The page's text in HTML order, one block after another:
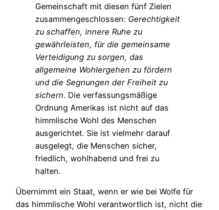
Gemeinschaft mit diesen fünf Zielen
zusammengeschlossen: Gerechtigkeit
zu schaffen, innere Ruhe zu
gewährleisten, für die gemeinsame
Verteidigung zu sorgen, das
allgemeine Wohlergehen zu fördern
und die Segnungen der Freiheit zu
sichern. Die verfassungsmäßige
Ordnung Amerikas ist nicht auf das
himmlische Wohl des Menschen
ausgerichtet. Sie ist vielmehr darauf
ausgelegt, die Menschen sicher,
friedlich, wohlhabend und frei zu
halten.
Übernimmt ein Staat, wenn er wie bei Wolfe für
das himmlische Wohl verantwortlich ist, nicht die